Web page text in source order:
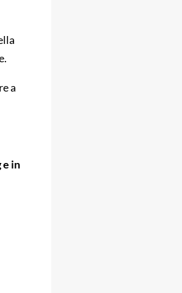
a
e in